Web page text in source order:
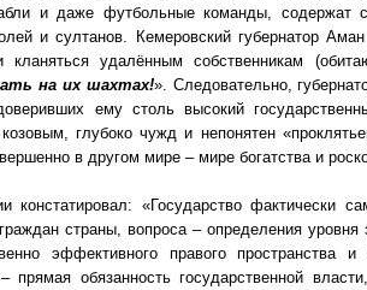
и даже футбольные команды, содержат
и султанов. Кемеровский губернатор
удалённым собственникам
на их шахтах!». Следовательно,
ему столь высокий
глубоко чужд и непонятен
в другом мире – мире богатства и
«Государство фактически
страны, вопроса – определения уровня
эффективного правого пространства и
прямая обязанность государственной